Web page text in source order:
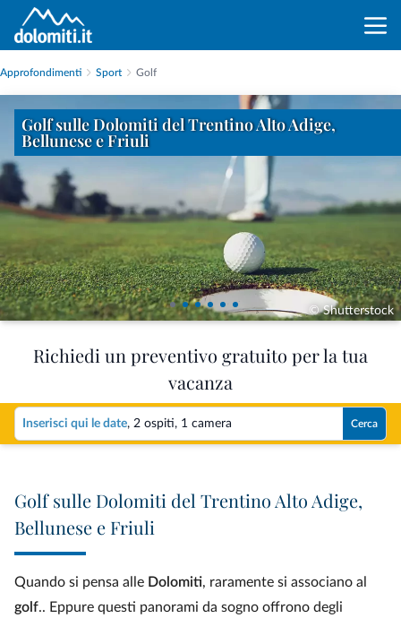
Approfondimenti Sport Golf
Golf sulle Dolomiti del Trentino Alto Adige,
Bellunese e Friuli
© Shutterstock
Richiedi un preventivo gratuito per la tua
vacanza
Inserisci qui le date, 2 ospiti, 1 camera Cerca
Golf sulle Dolomiti del Trentino Alto Adige,
Bellunese e Friuli
Quando si pensa alle Dolomiti, raramente si associano al
golf.. Eppure questi panorami da sogno offrono degli